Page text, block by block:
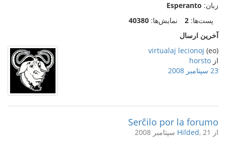
زبان: Esperanto
پست‌ها: 2 نمایش‌ها: 40380
آخرین ارسال
(eo)
virtualaj lecionoj
از horsto
23 سپتامبر 2008
Serĉilo por la forumo
از Hilded, 21 سپتامبر 2008